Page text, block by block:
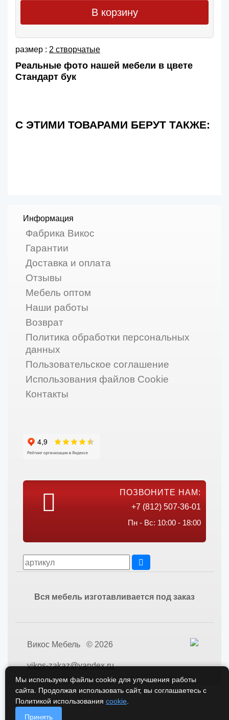
В корзину
размер : 2 створчатые
Реальные фото нашей мебели в цвете
Стандарт бук
С ЭТИМИ ТОВАРАМИ БЕРУТ ТАКЖЕ:
Информация
Фабрика Викос
Гарантии
Доставка и оплата
Отзывы
Мебель оптом
Наши работы
Возврат
Политика обработки персональных
данных
Пользовательское соглашение
Использования файлов Cookie
Контакты
ПОЗВОНИТЕ НАМ:
+7 (812) 507-36-01
Пн - Вс: 10:00 - 18:00
Вся мебель изготавливается под заказ
Викос Мебель © 2026
vikos-zakaz@yandex.ru
Мы используем файлы cookie для улучшения работы
сайта. Продолжая использовать сайт, вы соглашаетесь с
Политикой использования cookie
Принять